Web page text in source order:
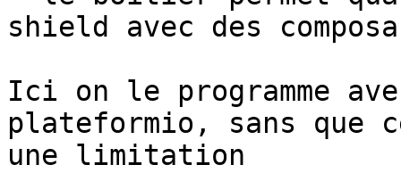
shield avec des
Ici on le programme
plateformio, sans que
une limitation